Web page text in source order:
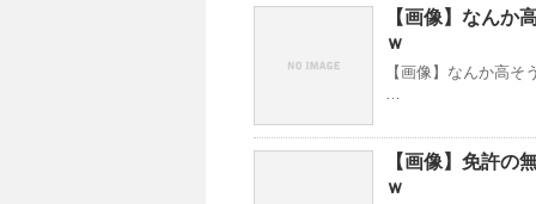
【画像】なんか
ｗ
【画像】なんか高
【画像】免許の
ｗ